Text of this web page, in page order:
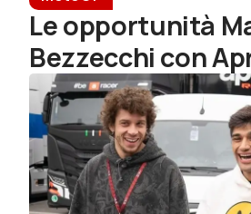
Le opportunità
Bezzecchi con